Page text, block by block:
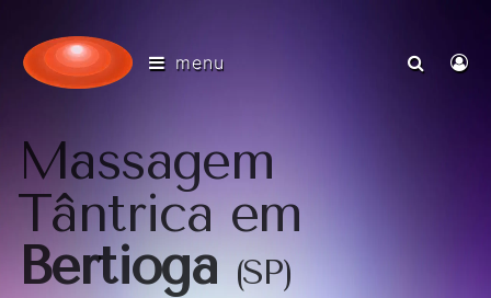
menu
Massagem
Tântrica em
Bertioga(SP)